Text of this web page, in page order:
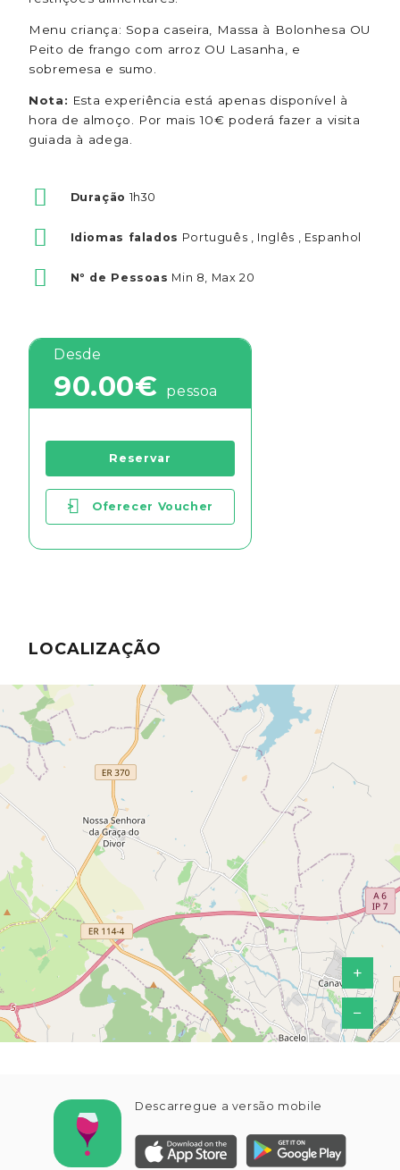
Menu criança: Sopa caseira, Massa à Bolonhesa OU
Peito de frango com arroz OU Lasanha, e
sobremesa e sumo.
Nota: Esta experiência está apenas disponível à
hora de almoço. Por mais 10€ poderá fazer a visita
guiada à adega.
Duração 1h30
Idiomas falados Português , Inglês , Espanhol
Nº de Pessoas Min 8, Max 20
Desde
90.00€ pessoa
Reservar
> Oferecer Voucher
LOCALIZAÇÃO
+
−
Descarregue a versão mobile